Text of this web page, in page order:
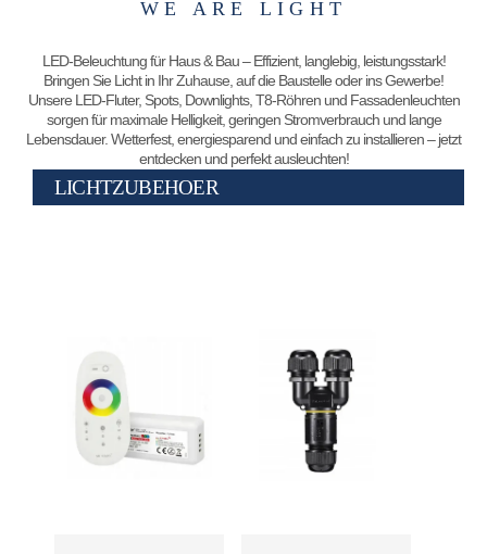
WE ARE LIGHT
LED-Beleuchtung für Haus & Bau – Effizient, langlebig, leistungsstark!
Bringen Sie Licht in Ihr Zuhause, auf die Baustelle oder ins Gewerbe!
Unsere LED-Fluter, Spots, Downlights, T8-Röhren und Fassadenleuchten
sorgen für maximale Helligkeit, geringen Stromverbrauch und lange
Lebensdauer. Wetterfest, energiesparend und einfach zu installieren – jetzt
entdecken und perfekt ausleuchten!
LICHTZUBEHOER